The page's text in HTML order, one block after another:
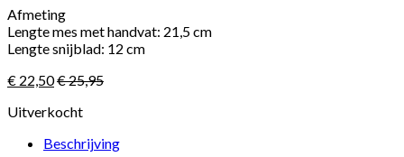
Afmeting
Lengte mes met handvat: 21,5 cm
Lengte snijblad: 12 cm
€ 22,50€25,95
Uitverkocht
Beschrijving